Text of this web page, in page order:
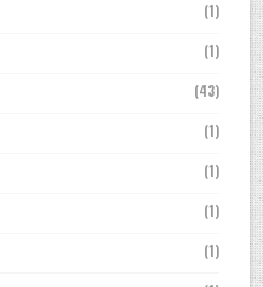
(1)
(1)
(43)
(1)
(1)
(1)
(1)